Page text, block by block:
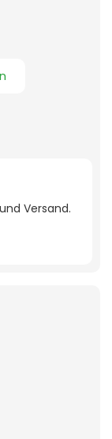
Versand.